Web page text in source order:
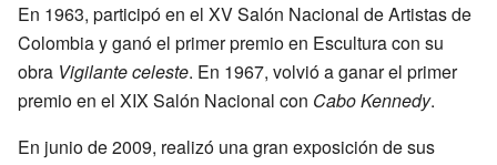
En 1963, participó en el XV Salón Nacional de Artistas de
Colombia y ganó el primer premio en Escultura con su
obra Vigilante celeste. En 1967, volvió a ganar el primer
premio en el XIX Salón Nacional con Cabo Kennedy.
En junio de 2009, realizó una gran exposición de sus